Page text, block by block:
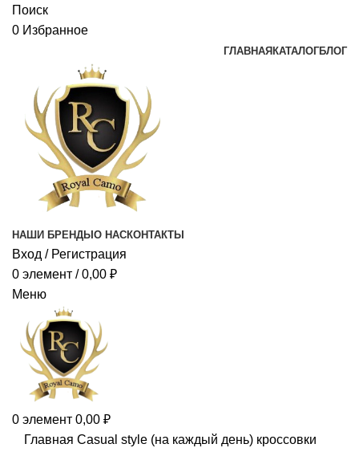
Поиск
0 Избранное
ГЛАВНАЯ КАТАЛОГБЛОГ
НАШИ БРЕНДЫ О НАСКОНТАКТЫ
Вход / Регистрация
0 элемент / 0,00 ₽
Меню
0 элемент 0,00 ₽
Главная Casual style (на каждый день) кроссовки